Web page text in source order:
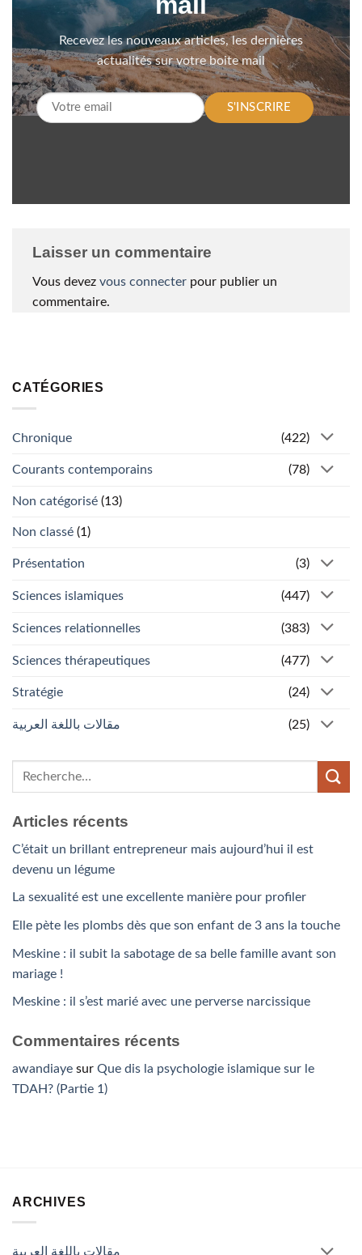
Recevez les nouveaux articles, les dernières
actualités sur votre boite mail
S'INSCRIRE
Laisser un commentaire
Vous devez vous connecter pour publier un
commentaire.
CATÉGORIES
Chronique (422)
Courants contemporains (78)
Non catégorisé (13)
Non classé (1)
Présentation (3)
Sciences islamiques (447)
Sciences relationnelles (383)
Sciences thérapeutiques (477)
Stratégie (24)
مقالات باللغة العربية (25)
Articles récents
C’était un brillant entrepreneur mais aujourd’hui il est
devenu un légume
La sexualité est une excellente manière pour profiler
Elle pète les plombs dès que son enfant de 3 ans la touche
Meskine : il subit la sabotage de sa belle famille avant son
mariage !
Meskine : il s’est marié avec une perverse narcissique
Commentaires récents
awandiaye sur Que dis la psychologie islamique sur le
TDAH? (Partie 1)
ARCHIVES
مقالات باللغة العربية